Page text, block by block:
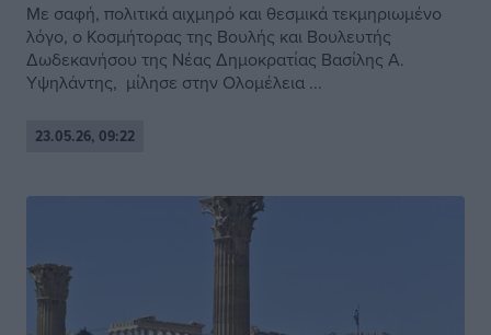
Με σαφή, πολιτικά αιχμηρό και θεσμικά τεκμηριωμένο
λόγο, ο Κοσμήτορας της Βουλής και Βουλευτής
Δωδεκανήσου της Νέας Δημοκρατίας Βασίλης Α.
Υψηλάντης, μίλησε στην Ολομέλεια ...
23.05.26, 09:22